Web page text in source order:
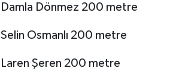
Damla Dönmez 200 metre
Selin Osmanlı 200 metre
Laren Şeren 200 metre